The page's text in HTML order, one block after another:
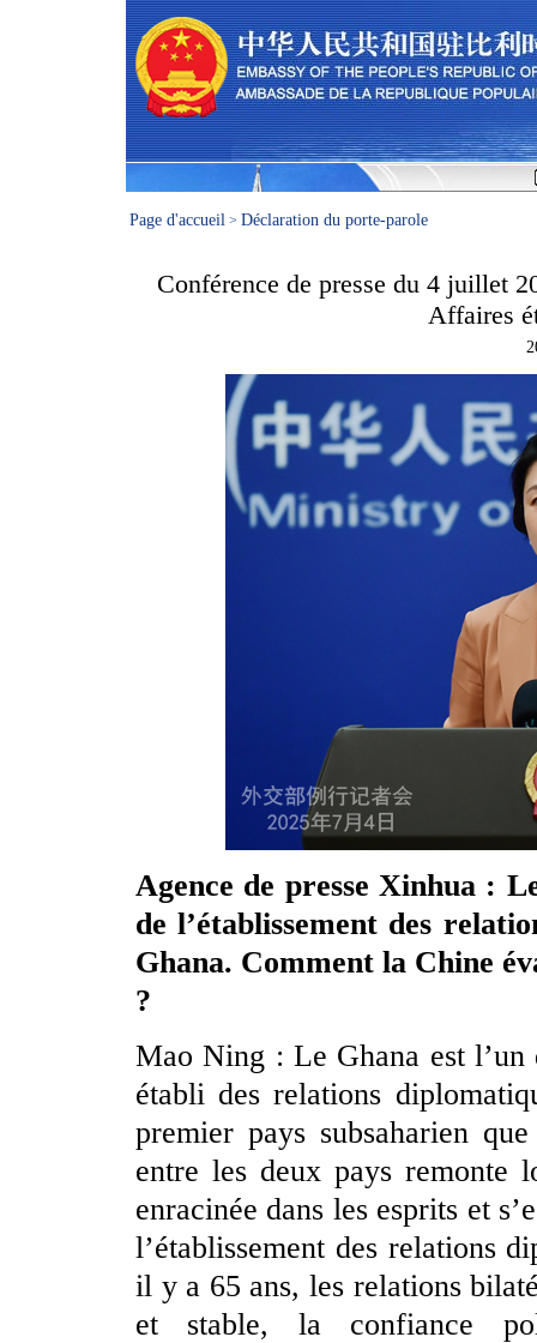
Page d'accueil > Déclaration du porte-parole
Conférence de presse du 4 juillet
Affaires
Agence de presse Xinhua :
de l’établissement des
Ghana. Comment la Chine
?
Mao Ning : Le Ghana est l’un
établi des relations
premier pays subsaharien
entre les deux pays remonte
enracinée dans les esprits et
l’établissement des relations
il y a 65 ans, les relations
et stable, la confiance